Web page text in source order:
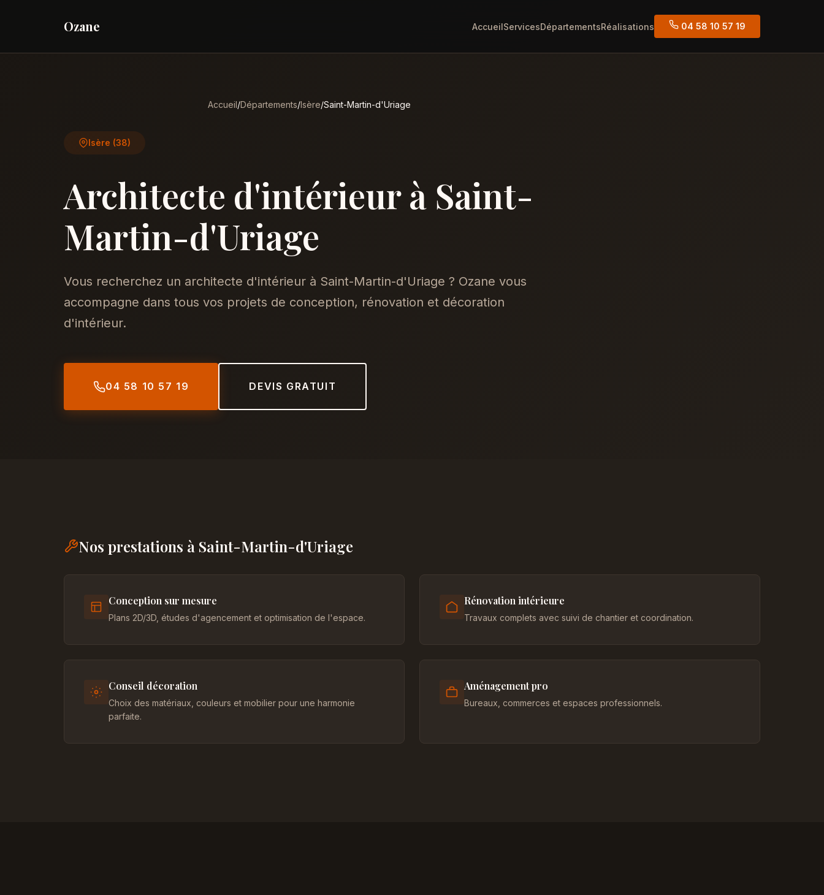
Ozane AccueilServicesDépartementsRéalisations 04 58 10 57 19
Accueil/Départements/Isère/Saint-Martin-d'Uriage
Isère (38)
Architecte d'intérieur à Saint-
Martin-d'Uriage
Vous recherchez un architecte d'intérieur à Saint-Martin-d'Uriage ? Ozane vous
accompagne dans tous vos projets de conception, rénovation et décoration
d'intérieur.
04 58 10 57 19 DEVIS GRATUIT
Nos prestations à Saint-Martin-d'Uriage
Conception sur mesure
Plans 2D/3D, études d'agencement et optimisation de l'espace.
Rénovation intérieure
Travaux complets avec suivi de chantier et coordination.
Conseil décoration
Choix des matériaux, couleurs et mobilier pour une harmonie
parfaite.
Aménagement pro
Bureaux, commerces et espaces professionnels.